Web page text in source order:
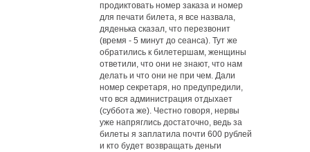
продиктовать номер заказа и номер
для печати билета, я все назвала,
дяденька сказал, что перезвонит
(время - 5 минут до сеанса). Тут же
обратились к билетершам, женщины
ответили, что они не знают, что нам
делать и что они не при чем. Дали
номер секретаря, но предупредили,
что вся администрация отдыхает
(суббота же). Честно говоря, нервы
уже напряглись достаточно, ведь за
билеты я заплатила почти 600 рублей
и кто будет возвращать деньги